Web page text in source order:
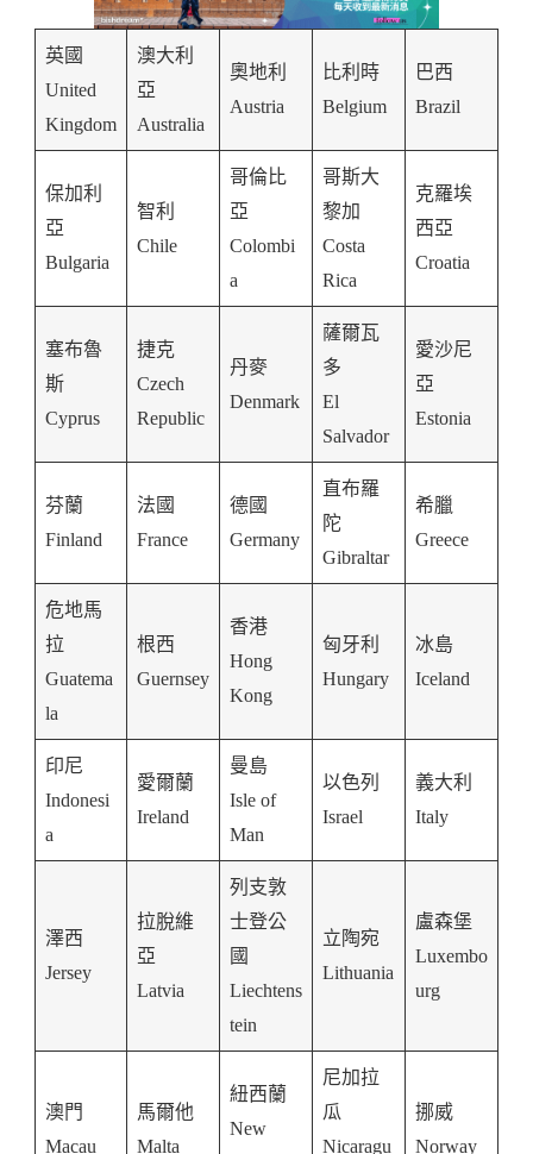
英國
United
Kingdom
澳大利
亞
Australia
奧地利
Austria
比利時
Belgium
巴西
Brazil
保加利
亞
Bulgaria
智利
Chile
哥倫比
亞
Colombi
a
哥斯大
黎加
Costa
Rica
克羅埃
西亞
Croatia
塞布魯
斯
Cyprus
捷克
Czech
Republic
丹麥
Denmark
薩爾瓦
多
El
Salvador
愛沙尼
亞
Estonia
芬蘭
Finland
法國
France
德國
Germany
直布羅
陀
Gibraltar
希臘
Greece
危地馬
拉
Guatema
la
根西
Guernsey
香港
Hong
Kong
匈牙利
Hungary
冰島
Iceland
印尼
Indonesi
a
愛爾蘭
Ireland
曼島
Isle of
Man
以色列
Israel
義大利
Italy
澤西
Jersey
拉脫維
亞
Latvia
列支敦
士登公
國
Liechtens
tein
立陶宛
Lithuania
盧森堡
Luxembo
urg
澳門
Macau
馬爾他
Malta
紐西蘭
New
尼加拉
瓜
Nicaragu
挪威
Norway